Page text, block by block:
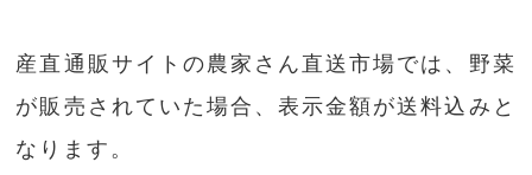
産直通販サイトの農家さん直送市場では、野菜
が販売されていた場合、表示金額が送料込みと
なります。